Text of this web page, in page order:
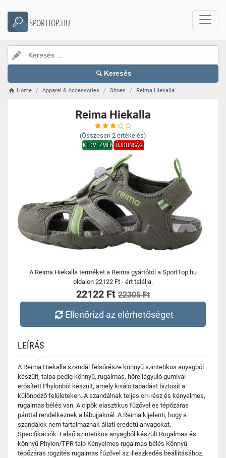
SPORTTOP.HU
Keresés
Home Apparel & Accessories Shoes Reima Hiekalla
Reima Hiekalla
(Összesen 2 értékelés)
KEDVEZMÉNYÚJDONSÁG
A Reima Hiekalla terméket a Reima gyártótól a SportTop.hu
oldalon 22122 Ft - ért találja.
22122 Ft 22305 Ft
Ellenőrizd az elérhetőséget
LEÍRÁS
A Reima Hiekalla szandál felsőrésze könnyű szintetikus anyagból
készült, talpa pedig könnyű, rugalmas, hőre lágyuló gumival
erősített Phylonból készült, amely kiváló tapadást biztosít a
különböző felületeken. A szandálnak teljes orr-rész és kényelmes,
rugalmas bélés van. A cipők elasztikus fűzővel és tépőzáras
pánttal rendelkeznek a lábujjaknál. A Reima kijelenti, hogy a
szandálok nem tartalmaznak állati eredetű anyagokat.
Specifikációk: Felső szintetikus anyagból készült Rugalmas és
könnyű Phylon/TPR talp Kényelmes rugalmas bélés Könnyű
tépőzáras rögzítés rugalmas fűzővel az illeszkedés beállításához.